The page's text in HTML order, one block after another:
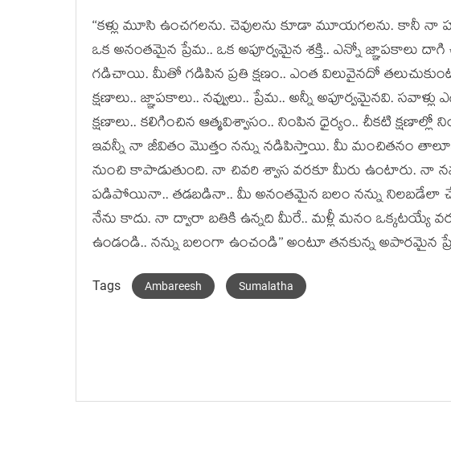
‘‘కళ్లు మూసి ఉంచగలను. చెవులను కూడా మూయగలను. కానీ
ఒక అనంతమైన ప్రేమ.. ఒక అపూర్వమైన శక్తి.. ఎన్నో జ్ఞాపకాలు
గడిచాయి. మీతో గడిపిన ప్రతి క్షణం.. ఎంత విలువైనదో
క్షణాలు.. జ్ఞాపకాలు.. నవ్వులు.. ప్రేమ.. అన్నీ అపూర్వమైనవి.
క్షణాలు.. కలిగించిన ఆత్మవిశ్వాసం.. నింపిన ధైర్యం.. చీకటి క్షణాల్లో
ఇవన్నీ నా జీవితం మొత్తం నన్ను నడిపిస్తాయి. మీ మంచితనం
నుంచి కాపాడుతుంది. నా చివరి శ్వాస వరకూ మీరు ఉంటారు. నా
పడిపోయినా.. తడబడినా.. మీ అనంతమైన బలం నన్ను నిలబడేలా
నేను కాదు. నా ద్వారా బతికి ఉన్నది మీరే.. మళ్లీ మనం ఒక్కటయ్యే
ఉండండి.. నన్ను బలంగా ఉంచండి’’ అంటూ తనకున్న
Tags Ambareesh Sumalatha